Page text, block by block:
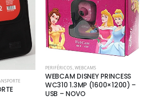
PERIFÉRICOS,WEBCAMS
WEBCAM DISNEY PRINCESS
WC310 1.3MP (1600×1200) –
USB – NOVO